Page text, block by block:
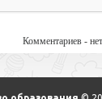
Комментариев -